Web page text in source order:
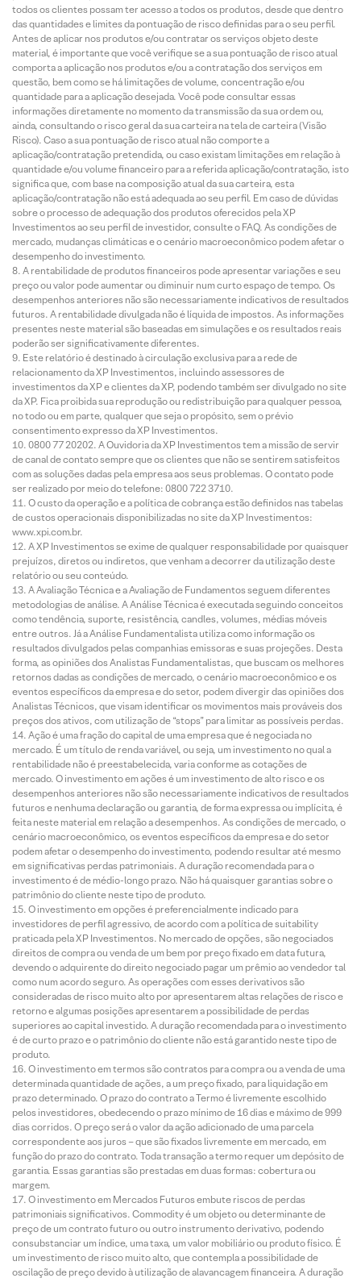
todos os clientes possam ter acesso a todos os produtos, desde que dentro
das quantidades e limites da pontuação de risco definidas para o seu perfil.
Antes de aplicar nos produtos e/ou contratar os serviços objeto deste
material, é importante que você verifique se a sua pontuação de risco atual
comporta a aplicação nos produtos e/ou a contratação dos serviços em
questão, bem como se há limitações de volume, concentração e/ou
quantidade para a aplicação desejada. Você pode consultar essas
informações diretamente no momento da transmissão da sua ordem ou,
ainda, consultando o risco geral da sua carteira na tela de carteira (Visão
Risco). Caso a sua pontuação de risco atual não comporte a
aplicação/contratação pretendida, ou caso existam limitações em relação à
quantidade e/ou volume financeiro para a referida aplicação/contratação, isto
significa que, com base na composição atual da sua carteira, esta
aplicação/contratação não está adequada ao seu perfil. Em caso de dúvidas
sobre o processo de adequação dos produtos oferecidos pela XP
Investimentos ao seu perfil de investidor, consulte o FAQ. As condições de
mercado, mudanças climáticas e o cenário macroeconômico podem afetar o
desempenho do investimento.
A rentabilidade de produtos financeiros pode apresentar variações e seu
preço ou valor pode aumentar ou diminuir num curto espaço de tempo. Os
desempenhos anteriores não são necessariamente indicativos de resultados
futuros. A rentabilidade divulgada não é líquida de impostos. As informações
presentes neste material são baseadas em simulações e os resultados reais
poderão ser significativamente diferentes.
Este relatório é destinado à circulação exclusiva para a rede de
relacionamento da XP Investimentos, incluindo assessores de
investimentos da XP e clientes da XP, podendo também ser divulgado no site
da XP. Fica proibida sua reprodução ou redistribuição para qualquer pessoa,
no todo ou em parte, qualquer que seja o propósito, sem o prévio
consentimento expresso da XP Investimentos.
0800 77 20202. A Ouvidoria da XP Investimentos tem a missão de servir
de canal de contato sempre que os clientes que não se sentirem satisfeitos
com as soluções dadas pela empresa aos seus problemas. O contato pode
ser realizado por meio do telefone: 0800 722 3710.
O custo da operação e a política de cobrança estão definidos nas tabelas
de custos operacionais disponibilizadas no site da XP Investimentos:
www.xpi.com.br.
A XP Investimentos se exime de qualquer responsabilidade por quaisquer
prejuízos, diretos ou indiretos, que venham a decorrer da utilização deste
relatório ou seu conteúdo.
A Avaliação Técnica e a Avaliação de Fundamentos seguem diferentes
metodologias de análise. A Análise Técnica é executada seguindo conceitos
como tendência, suporte, resistência, candles, volumes, médias móveis
entre outros. Já a Análise Fundamentalista utiliza como informação os
resultados divulgados pelas companhias emissoras e suas projeções. Desta
forma, as opiniões dos Analistas Fundamentalistas, que buscam os melhores
retornos dadas as condições de mercado, o cenário macroeconômico e os
eventos específicos da empresa e do setor, podem divergir das opiniões dos
Analistas Técnicos, que visam identificar os movimentos mais prováveis dos
preços dos ativos, com utilização de “stops” para limitar as possíveis perdas.
Ação é uma fração do capital de uma empresa que é negociada no
mercado. É um título de renda variável, ou seja, um investimento no qual a
rentabilidade não é preestabelecida, varia conforme as cotações de
mercado. O investimento em ações é um investimento de alto risco e os
desempenhos anteriores não são necessariamente indicativos de resultados
futuros e nenhuma declaração ou garantia, de forma expressa ou implícita, é
feita neste material em relação a desempenhos. As condições de mercado, o
cenário macroeconômico, os eventos específicos da empresa e do setor
podem afetar o desempenho do investimento, podendo resultar até mesmo
em significativas perdas patrimoniais. A duração recomendada para o
investimento é de médio-longo prazo. Não há quaisquer garantias sobre o
patrimônio do cliente neste tipo de produto.
O investimento em opções é preferencialmente indicado para
investidores de perfil agressivo, de acordo com a política de suitability
praticada pela XP Investimentos. No mercado de opções, são negociados
direitos de compra ou venda de um bem por preço fixado em data futura,
devendo o adquirente do direito negociado pagar um prêmio ao vendedor tal
como num acordo seguro. As operações com esses derivativos são
consideradas de risco muito alto por apresentarem altas relações de risco e
retorno e algumas posições apresentarem a possibilidade de perdas
superiores ao capital investido. A duração recomendada para o investimento
é de curto prazo e o patrimônio do cliente não está garantido neste tipo de
produto.
O investimento em termos são contratos para compra ou a venda de uma
determinada quantidade de ações, a um preço fixado, para liquidação em
prazo determinado. O prazo do contrato a Termo é livremente escolhido
pelos investidores, obedecendo o prazo mínimo de 16 dias e máximo de 999
dias corridos. O preço será o valor da ação adicionado de uma parcela
correspondente aos juros – que são fixados livremente em mercado, em
função do prazo do contrato. Toda transação a termo requer um depósito de
garantia. Essas garantias são prestadas em duas formas: cobertura ou
margem.
O investimento em Mercados Futuros embute riscos de perdas
patrimoniais significativos. Commodity é um objeto ou determinante de
preço de um contrato futuro ou outro instrumento derivativo, podendo
consubstanciar um índice, uma taxa, um valor mobiliário ou produto físico. É
um investimento de risco muito alto, que contempla a possibilidade de
oscilação de preço devido à utilização de alavancagem financeira. A duração